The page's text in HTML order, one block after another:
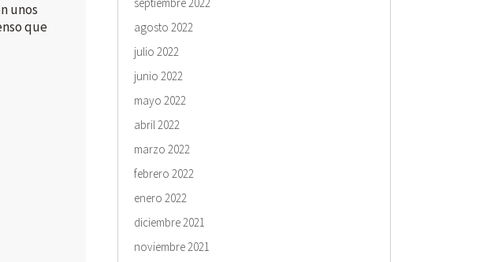
unos
que
agosto 2022
julio 2022
junio 2022
mayo 2022
abril 2022
marzo 2022
febrero 2022
enero 2022
diciembre 2021
noviembre 2021